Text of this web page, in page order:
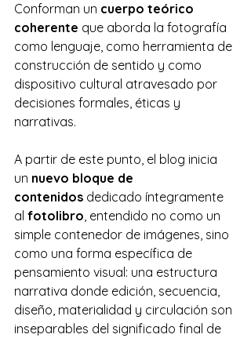
Conforman un cuerpo teórico
coherente que aborda la fotografía
como lenguaje, como herramienta de
construcción de sentido y como
dispositivo cultural atravesado por
decisiones formales, éticas y
narrativas.
A partir de este punto, el blog inicia
un nuevo bloque de
contenidos dedicado íntegramente
al fotolibro, entendido no como un
simple contenedor de imágenes, sino
como una forma específica de
pensamiento visual: una estructura
narrativa donde edición, secuencia,
diseño, materialidad y circulación son
inseparables del significado final de